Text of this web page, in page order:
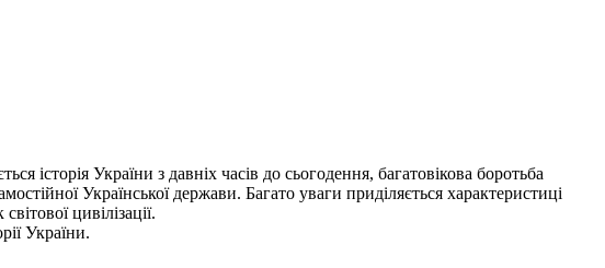
історія України з давніх часів до сьогодення, багатовікова боротьба
Української держави. Багато уваги приділя­ється характеристиці
цивілізації.
України.